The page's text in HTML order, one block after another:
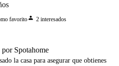
favoritoperson 2 interesados
por Spotahome
la casa para asegurar que obtienes